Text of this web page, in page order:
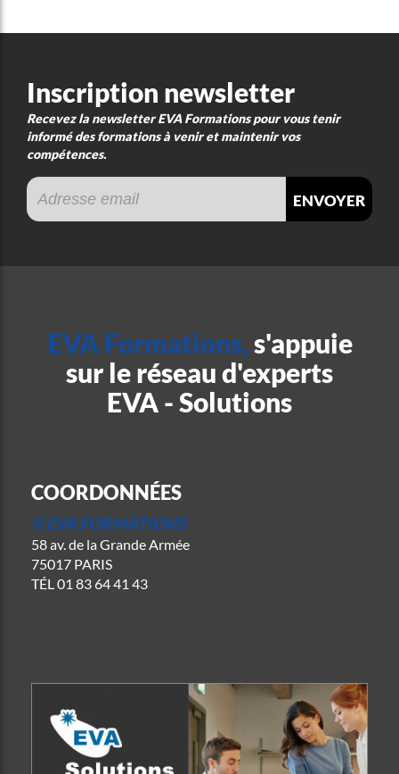
Inscription newsletter
Recevez la newsletter EVA Formations pour vous tenir
informé des formations à venir et maintenir vos
compétences.
envoyer
EVA Formations,s'appuie
sur le réseau d'experts
EVA - Solutions
COORDONNÉES
© EVA FORMATIONS
58 av. de la Grande Armée
75017 PARIS
TÉL01 83 64 41 43